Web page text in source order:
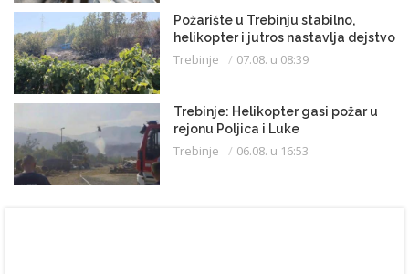
Požarište u Trebinju stabilno,
helikopter i jutros nastavlja dejstvo
Trebinje 07.08. u 08:39
Trebinje: Helikopter gasi požar u
rejonu Poljica i Luke
Trebinje 06.08. u 16:53